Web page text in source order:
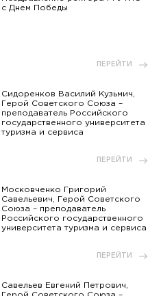
с Днем Победы
ПЕРЕЙТИ
Сидоренков Василий Кузьмич,
Герой Советского Союза –
преподаватель Российского
государственного университета
туризма и сервиса
ПЕРЕЙТИ
Московченко Григорий
Савельевич, Герой Советского
Союза – преподаватель
Российского государственного
университета туризма и сервиса
ПЕРЕЙТИ
Савельев Евгений Петрович,